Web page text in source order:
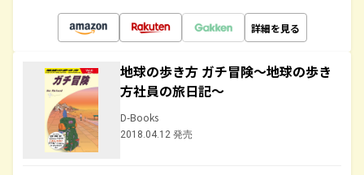
詳細を見る
地球の歩き方 ガチ冒険～地球の歩き
方社員の旅日記～
D-Books
2018.04.12 発売